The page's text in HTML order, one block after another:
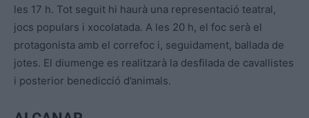
les 17 h. Tot seguit hi haurà una representació teatral,
jocs populars i xocolatada. A les 20 h, el foc serà el
protagonista amb el correfoc i, seguidament, ballada de
jotes. El diumenge es realitzarà la desfilada de cavallistes
i posterior benedicció d’animals.